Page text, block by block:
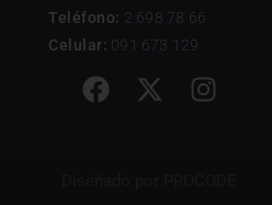
Teléfono: 2 698 78 66
Celular: 091 673 129